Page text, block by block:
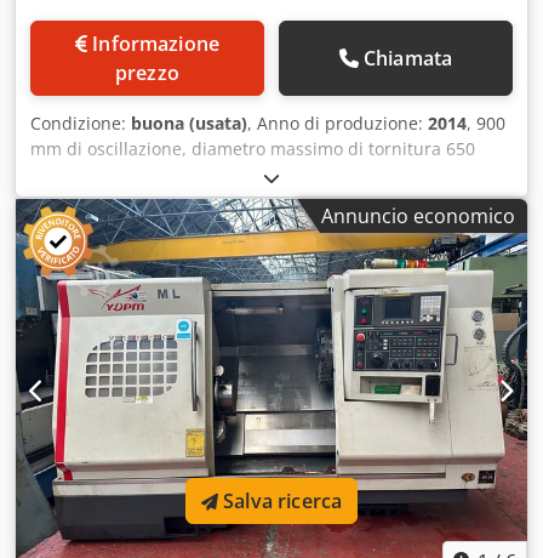
prezzo
Chiamata
Condizione: buona (usata), Anno di produzione: 2014, 900
mm di oscillazione, diametro massimo di tornitura 650
mm, lunghezza massima di tornitura 992 mm, mandrino a
1000 giri/min, foro mandrino 275 mm, torretta a 10
posizioni, motore mandrino 45 kW, controllo FANUC Series
32i, autocentrante idraulico a 3 griffe, contropunta,
evacuatore trucioli, refrigerazione. Dcodpfswwtrbex Apcsk
Annuncio economico
Salva ricerca